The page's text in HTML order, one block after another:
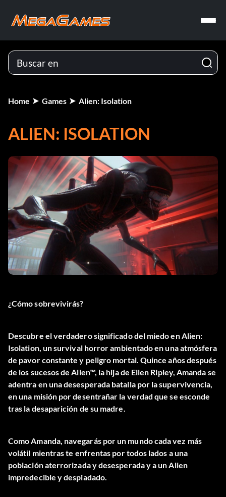
Home Games Alien: Isolation
ALIEN: ISOLATION
¿Cómo sobrevivirás?
Descubre el verdadero significado del miedo en Alien:
Isolation, un survival horror ambientado en una atmósfera
de pavor constante y peligro mortal. Quince años después
de los sucesos de Alien™, la hija de Ellen Ripley, Amanda se
adentra en una desesperada batalla por la supervivencia,
en una misión por desentrañar la verdad que se esconde
tras la desaparición de su madre.
Como Amanda, navegarás por un mundo cada vez más
volátil mientras te enfrentas por todos lados a una
población aterrorizada y desesperada y a un Alien
impredecible y despiadado.